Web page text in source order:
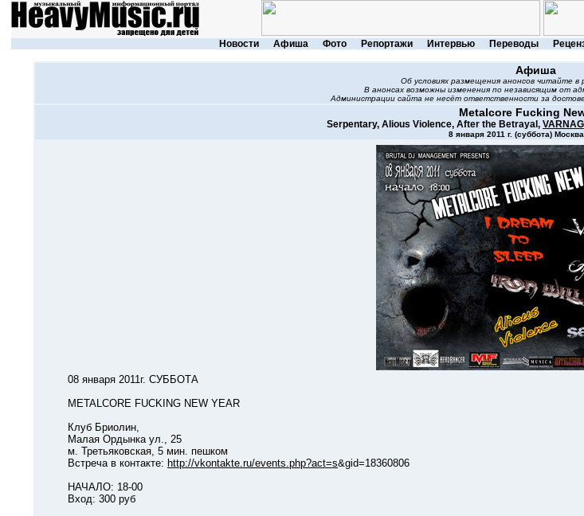
Новости Афиша Фото Репортажи Интервью Переводы
Афиша
Об условиях размещения анонсов читайте в
В анонсах возможны изменения по независящим от
Администрации сайта не несёт ответственности за
Metalcore Fucking
Serpentary, Alious Violence, After the Betrayal, VARNAG
8 января 2011 г. (суббота)
08 января 2011г. СУББОТА
METALCORE FUCKING NEW YEAR
Клуб Бриолин,
Малая Ордынка ул., 25
м. Третьяковская, 5 мин. пешком
Встреча в контакте: http://vkontakte.ru/events.php?act=s&gid=18360806
НАЧАЛО: 18-00
Вход: 300 руб